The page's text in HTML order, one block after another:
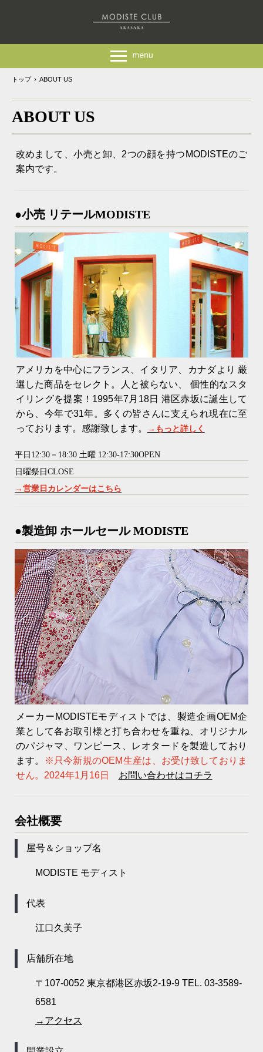
トップ › ABOUT US
ABOUT US
改めまして、小売と卸、2つの顔を持つMODISTEのご
案内です。
●小売 リテールMODISTE
アメリカを中心にフランス、イタリア、カナダより 厳
選した商品をセレクト。人と被らない、 個性的なスタ
イリングを提案！1995年7月18日 港区赤坂に誕生して
から、今年で31年。多くの皆さんに支えられ現在に至
っております。感謝致します。
→もっと詳しく
平日12:30－18:30 土曜 12:30-17:30OPEN
日曜祭日CLOSE
→営業日カレンダーはこちら
●製造卸 ホールセール MODISTE
メーカーMODISTEモディストでは、製造企画OEM企
業として各お取引様と打ち合わせを重ね、オリジナル
のパジャマ、ワンピース、レオタードを製造しており
ます。
※只今新規のOEM生産は、お受け致しておりま
せん。2024年1月16日
お問い合わせはコチラ
会社概要
屋号＆ショップ名
MODISTE モディスト
代表
江口久美子
店舗所在地
〒107-0052 東京都港区赤坂2-19-9 TEL. 03-3589-
6581
→アクセス